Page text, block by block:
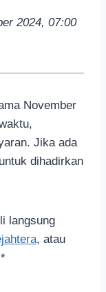
2024, 07:00
November
Jika ada
dihadirkan
langsung
, atau